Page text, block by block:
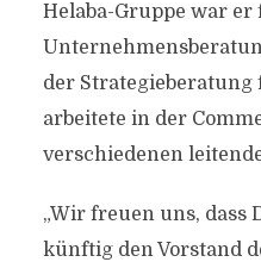
Helaba-Gruppe war er
der
arbeitete in der
verschiedenen
„Wir freuen uns, dass
künftig den Vorstand